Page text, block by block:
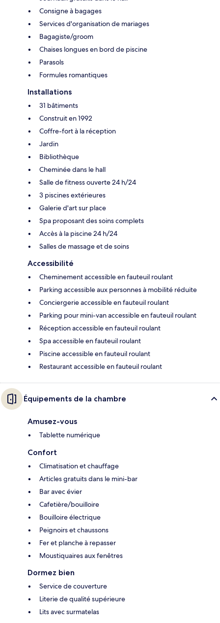
Consigne à bagages
Services d'organisation de mariages
Bagagiste/groom
Chaises longues en bord de piscine
Parasols
Formules romantiques
Installations
31 bâtiments
Construit en 1992
Coffre-fort à la réception
Jardin
Bibliothèque
Cheminée dans le hall
Salle de fitness ouverte 24 h/24
3 piscines extérieures
Galerie d'art sur place
Spa proposant des soins complets
Accès à la piscine 24 h/24
Salles de massage et de soins
Accessibilité
Cheminement accessible en fauteuil roulant
Parking accessible aux personnes à mobilité réduite
Conciergerie accessible en fauteuil roulant
Parking pour mini-van accessible en fauteuil roulant
Réception accessible en fauteuil roulant
Spa accessible en fauteuil roulant
Piscine accessible en fauteuil roulant
Restaurant accessible en fauteuil roulant
Équipements de la chambre
Amusez-vous
Tablette numérique
Confort
Climatisation et chauffage
Articles gratuits dans le mini-bar
Bar avec évier
Cafetière/bouilloire
Bouilloire électrique
Peignoirs et chaussons
Fer et planche à repasser
Moustiquaires aux fenêtres
Dormez bien
Service de couverture
Literie de qualité supérieure
Lits avec surmatelas